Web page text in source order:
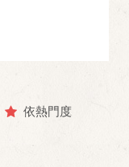
依熱門度